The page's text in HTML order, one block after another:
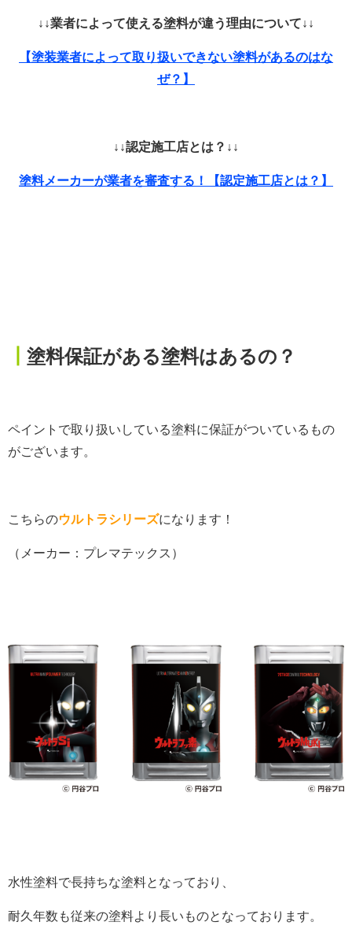
↓↓業者によって使える塗料が違う理由について↓↓
【塗装業者によって取り扱いできない塗料があるのはな
ぜ？】
↓↓認定施工店とは？↓↓
塗料メーカーが業者を審査する！【認定施工店とは？】
塗料保証がある塗料はあるの？
ペイントで取り扱いしている塗料に保証がついているもの
がございます。
こちらのウルトラシリーズになります！
（メーカー：プレマテックス）
水性塗料で長持ちな塗料となっており、
耐久年数も従来の塗料より長いものとなっております。